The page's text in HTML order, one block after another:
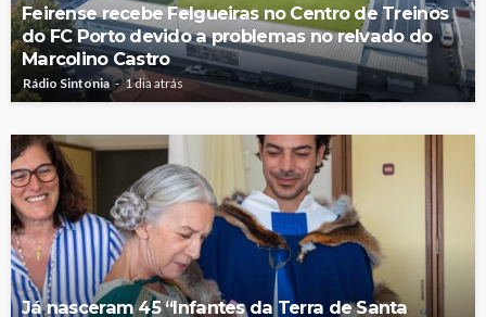
Feirense recebe Felgueiras no Centro de Treinos
do FC Porto devido a problemas no relvado do
Marcolino Castro
Rádio Sintonia 1 dia atrás
Já nasceram 45 “Infantes da Terra de Santa